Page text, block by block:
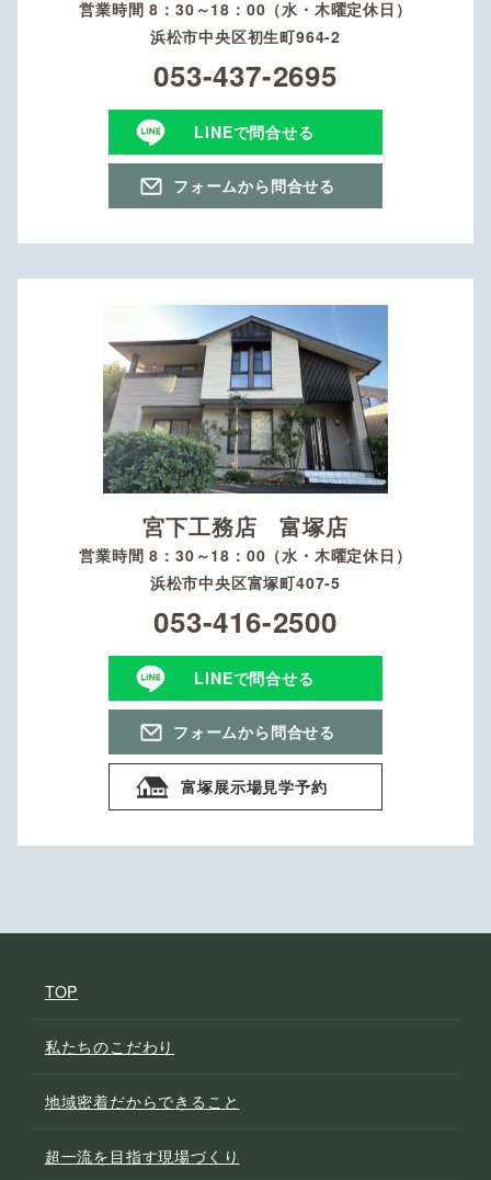
営業時間 8：30～18：00（水・木曜定休日）
浜松市中央区初生町964-2
053-437-2695
LINEで問合せる
フォームから問合せる
宮下工務店 富塚店
営業時間 8：30～18：00（水・木曜定休日）
浜松市中央区富塚町407-5
053-416-2500
LINEで問合せる
フォームから問合せる
富塚展示場見学予約
TOP
私たちのこだわり
地域密着だからできること
超一流を目指す現場づくり